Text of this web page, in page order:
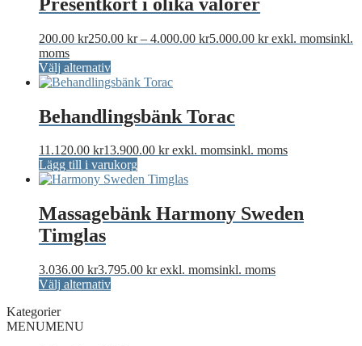
på
produktsidan
flera
De
alternativen
kan
på
produktsidan
200.00 kr250.00 kr – 4.000.00 kr5.000.00 krPrisintervall:
exkl. momsinkl.
moms
Välj alternativDen
här
har
flera
De
olika
alternativen
väljas
på
Behandlingsbänk Torac
11.120.00 kr13.900.00 kr exkl. momsinkl. moms
Lägg till i varukorg
Massagebänk Harmony Sweden
Timglas
3.036.00 kr3.795.00 kr exkl. momsinkl. moms
Välj alternativDen
Kategorier
MENUMENU